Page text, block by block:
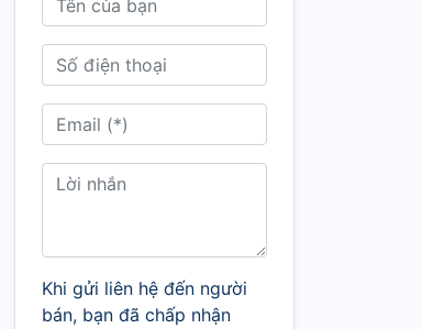
Khi gửi liên hệ đến người
bán, bạn đã chấp nhận